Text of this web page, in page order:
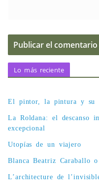
Lo más reciente
El pintor, la pintura y su
La Roldana: el descanso
excepcional
Utopías de un viajero
Blanca Beatriz Caraballo
L’architecture de